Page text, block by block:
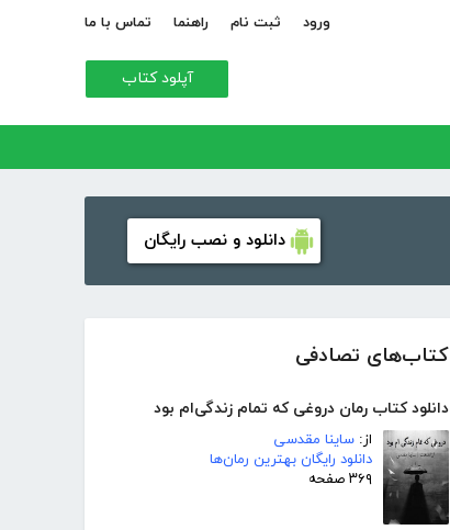
ورود ثبت نام راهنما تماس با ما
آپلود کتاب
دانلود و نصب رایگان
کتاب‌های تصادفی
دانلود کتاب رمان دروغی که تمام زندگی‌ام بود
از: ساینا مقدسی
دانلود رایگان بهترین رمان‌ها
۳۶۹ صفحه